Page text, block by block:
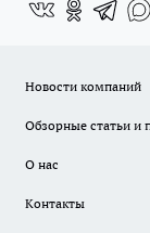
Новости компаний
Обзорные статьи и
О нас
Контакты